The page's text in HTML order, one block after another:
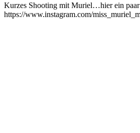
Kurzes Shooting mit Muriel…hier ein paar
https://www.instagram.com/